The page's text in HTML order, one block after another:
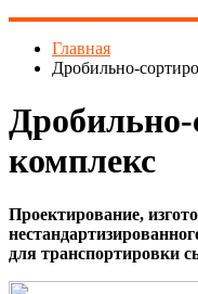
Главная
Дробильно-
комплекс
Проектирование,
для транспортировки